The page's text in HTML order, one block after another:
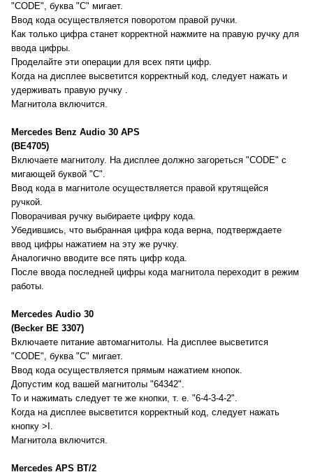
"CODE", буква "C" мигает.
Ввод кода осуществляется поворотом правой ручки.
Как только цифра станет корректной нажмите на правую ручку для
ввода цифры.
Проделайте эти операции для всех пяти цифр.
Когда на дисплее высветится корректный код, следует нажать и
удерживать правую ручку .
Магнитола включится.
Mercedes Benz Audio 30 APS
(BE4705)
Включаете магнитолу. На дисплее должно загореться "CODE" с
мигающей буквой "С".
Ввод кода в магнитоле осуществляется правой крутящейся
ручкой.
Поворачивая ручку выбираете цифру кода.
Убедившись, что выбранная цифра кода верна, подтверждаете
ввод цифры нажатием на эту же ручку.
Аналогично вводите все пять цифр кода.
После ввода последней цифры кода магнитола переходит в режим
работы.
Mercedes Audio 30
(Becker BE 3307)
Включаете питание автомагнитолы. На дисплее высветится
"CODE", буква "C" мигает.
Ввод кода осуществляется прямым нажатием кнопок.
Допустим код вашей магнитолы "64342".
То и нажимать следует те же кнопки, т. е. "6-4-3-4-2".
Когда на дисплее высветится корректный код, следует нажать
кнопку >I.
Магнитола включится.
Mercedes APS BT/2